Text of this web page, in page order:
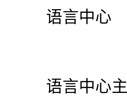
语言中心
语言中心